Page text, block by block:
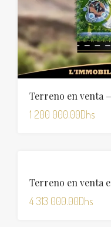
1 200 000.00Dhs
4 313 000.00Dhs